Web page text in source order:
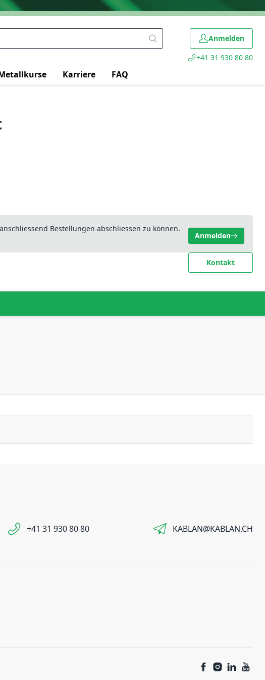
Anmelden
+41 31 930 80 80
Karriere FAQ
Bestellungen abschliessen zu können.
Anmelden
Kontakt
+41 31 930 80 80 KABLAN@KABLAN.CH